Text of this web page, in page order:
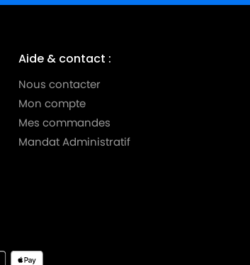
Aide & contact :
Nous contacter
Mon compte
Mes commandes
Mandat Administratif